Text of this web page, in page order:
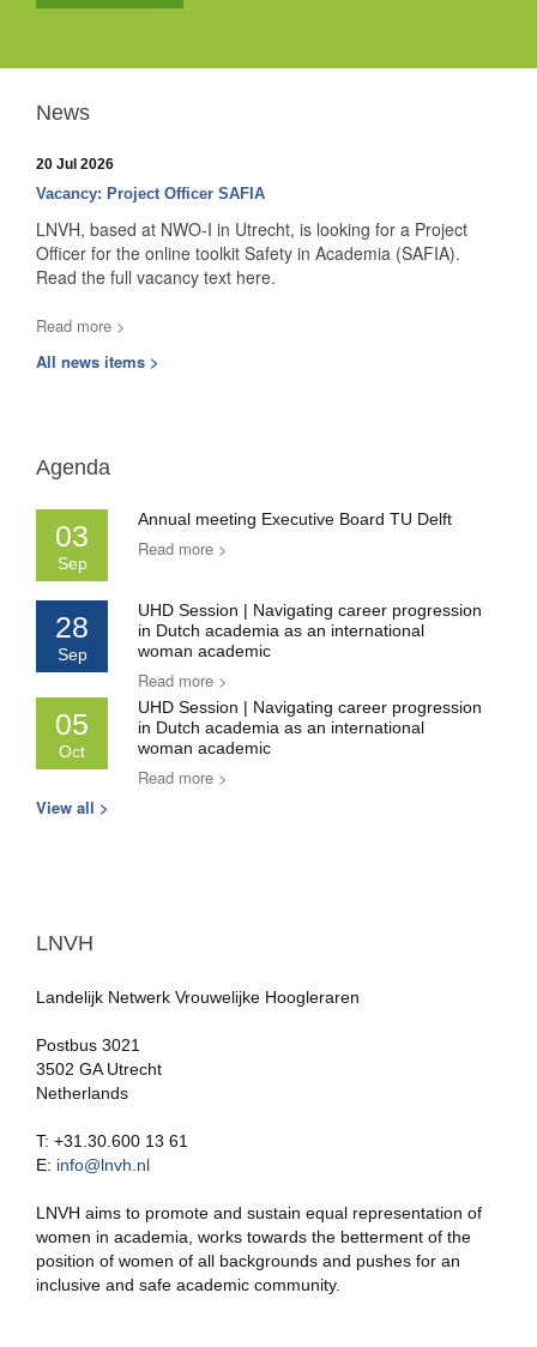
News
20 Jul 2026
Vacancy: Project Officer SAFIA
LNVH, based at NWO-I in Utrecht, is looking for a Project
Officer for the online toolkit Safety in Academia (SAFIA).
Read the full vacancy text here.
Read more >
All news items >
Agenda
03
Sep
Annual meeting Executive Board TU Delft
Read more >
28
Sep
UHD Session | Navigating career progression
in Dutch academia as an international
woman academic
Read more >
05
Oct
UHD Session | Navigating career progression
in Dutch academia as an international
woman academic
Read more >
View all >
LNVH
Landelijk Netwerk Vrouwelijke Hoogleraren
Postbus 3021
3502 GA Utrecht
Netherlands
T: +31.30.600 13 61
E: info@lnvh.nl
LNVH aims to promote and sustain equal representation of
women in academia, works towards the betterment of the
position of women of all backgrounds and pushes for an
inclusive and safe academic community.